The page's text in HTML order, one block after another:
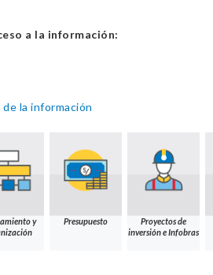
a la información:
la información
y
Presupuesto
Proyectos de
inversión e Infobras